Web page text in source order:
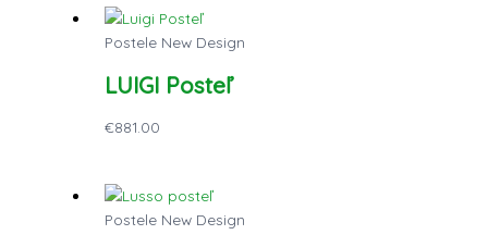
Postele New Design
LUIGI Posteľ
€881.00
Postele New Design